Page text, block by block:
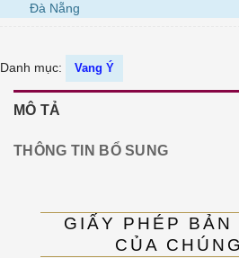
Đà Nẵng
Danh mục: Vang Ý
MÔ TẢ
THÔNG TIN BỔ SUNG
GIẤY PHÉP BẢN
CỦA